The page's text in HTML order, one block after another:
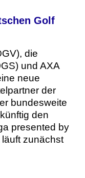
Golf
die
und AXA
neue
der
bundesweite
den
presented by
zunächst